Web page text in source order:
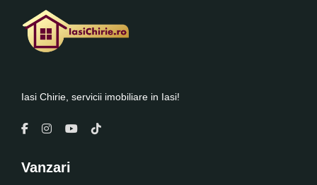
Iasi Chirie, servicii imobiliare in Iasi!
Vanzari